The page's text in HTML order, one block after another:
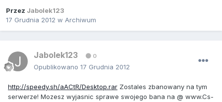
Przez Jabolek123
17 Grudnia 2012 w Archiwum
Jabolek123 0
Opublikowano 17 Grudnia 2012
http://speedy.sh/aACtR/Desktop.rar Zostales zbanowany na tym
serwerze! Mozesz wyjasnic sprawe swojego bana na @ www.Cs-